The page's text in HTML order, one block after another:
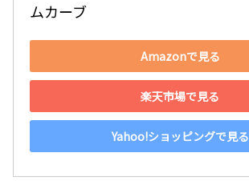
ムカーブ
Amazonで見る
楽天市場で見る
Yahoo!ショッピングで見る